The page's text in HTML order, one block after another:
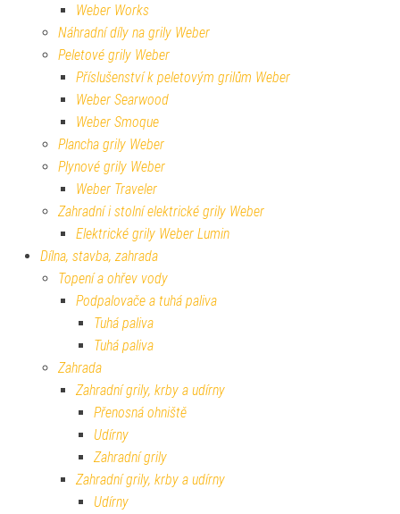
Weber Works
Náhradní díly na grily Weber
Peletové grily Weber
Příslušenství k peletovým grilům Weber
Weber Searwood
Weber Smoque
Plancha grily Weber
Plynové grily Weber
Weber Traveler
Zahradní i stolní elektrické grily Weber
Elektrické grily Weber Lumin
Dílna, stavba, zahrada
Topení a ohřev vody
Podpalovače a tuhá paliva
Tuhá paliva
Tuhá paliva
Zahrada
Zahradní grily, krby a udírny
Přenosná ohniště
Udírny
Zahradní grily
Zahradní grily, krby a udírny
Udírny